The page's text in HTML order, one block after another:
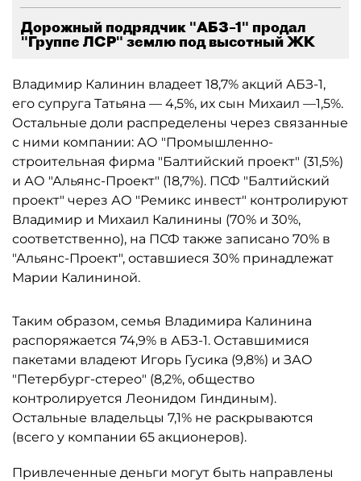
Дорожный подрядчик "АБЗ–1" продал
"Группе ЛСР" землю под высотный ЖК
Владимир Калинин владеет 18,7% акций АБЗ-1,
его супруга Татьяна — 4,5%, их сын Михаил —1,5%.
Остальные доли распределены через связанные
с ними компании: АО "Промышленно-
строительная фирма "Балтийский проект" (31,5%)
и АО "Альянс-Проект" (18,7%). ПСФ "Балтийский
проект" через АО "Ремикс инвест" контролируют
Владимир и Михаил Калинины (70% и 30%,
соответственно), на ПСФ также записано 70% в
"Альянс-Проект", оставшиеся 30% принадлежат
Марии Калининой.
Таким образом, семья Владимира Калинина
распоряжается 74,9% в АБЗ-1. Оставшимися
пакетами владеют Игорь Гусика (9,8%) и ЗАО
"Петербург-стерео" (8,2%, общество
контролируется Леонидом Гиндиным).
Остальные владельцы 7,1% не раскрываются
(всего у компании 65 акционеров).
Привлеченные деньги могут быть направлены